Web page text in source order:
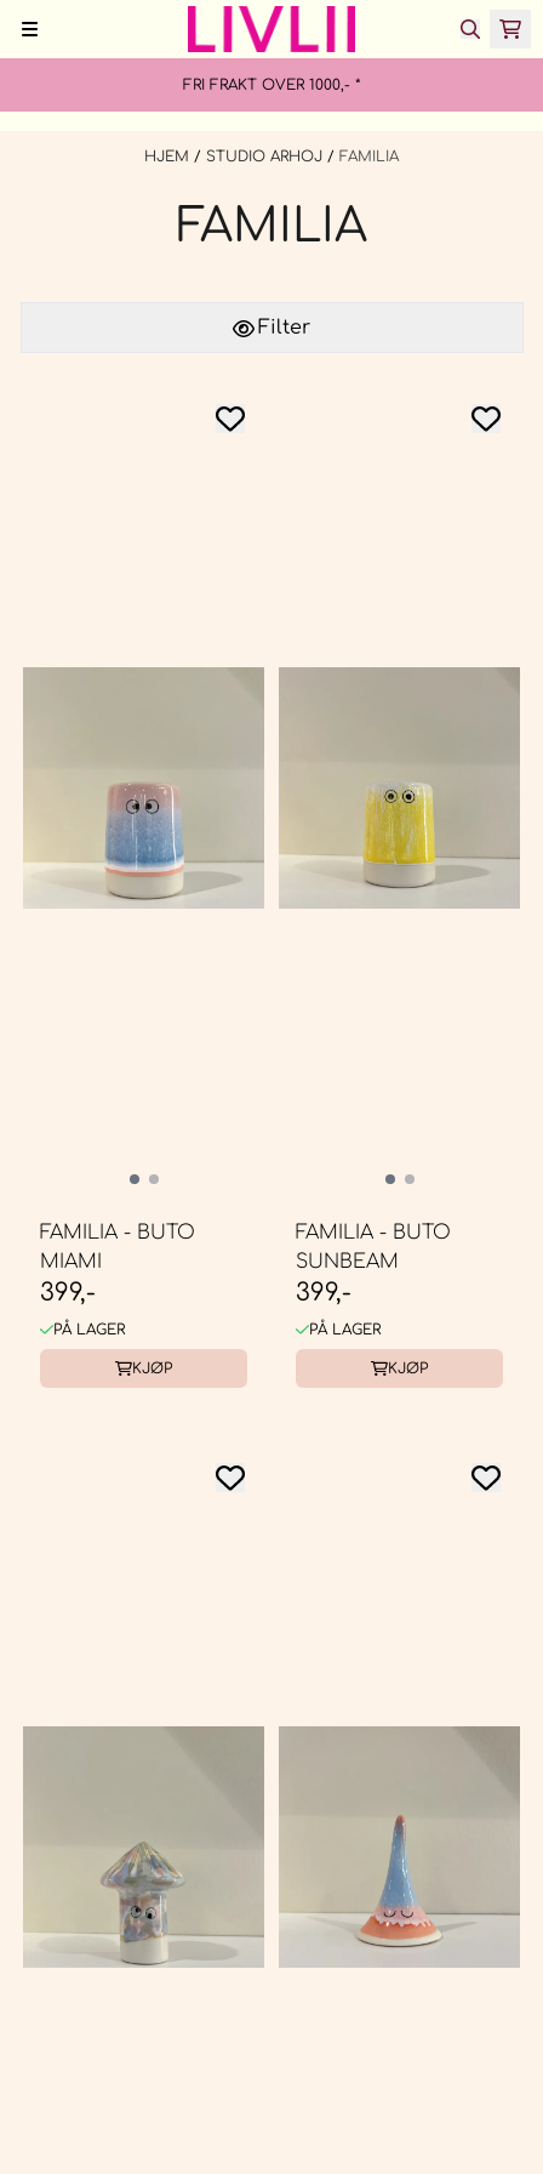
Hopp til innhold
FRI FRAKT OVER 1000,- *
HJEM / STUDIO ARHOJ / FAMILIA
FAMILIA
Filter
FAMILIA - BUTO
MIAMI
399,-
PÅ LAGER
KJØP
FAMILIA - BUTO
SUNBEAM
399,-
PÅ LAGER
KJØP